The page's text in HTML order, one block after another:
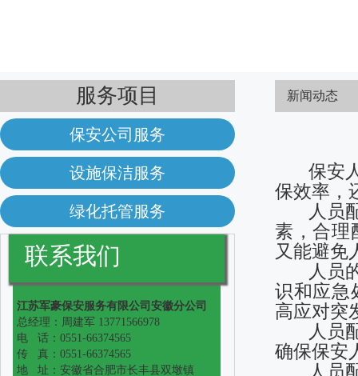
服务项目
保安公司服务
设施保洁服务
绿化托管服务
联系我们
江苏军豪保安服务有限公司安徽分公司
总经理：周建军 13771566978
电 话：0551-66374565
传 真：0551-66374565
地 址：安徽省合肥市长丰县双墩镇
新闻动态
保安人
保效率，
人员配
素，合理
又能避免
人员的
识和应急
高应对突
人员配
确保保安
人员配